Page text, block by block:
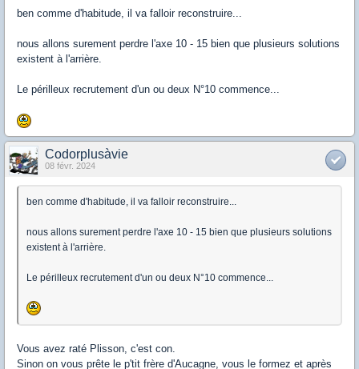
ben comme d'habitude, il va falloir reconstruire...
nous allons surement perdre l'axe 10 - 15 bien que plusieurs solutions
existent à l'arrière.
Le périlleux recrutement d'un ou deux N°10 commence...
Codorplusàvie
08 févr. 2024
ben comme d'habitude, il va falloir reconstruire...
nous allons surement perdre l'axe 10 - 15 bien que plusieurs solutions
existent à l'arrière.
Le périlleux recrutement d'un ou deux N°10 commence...
Vous avez raté Plisson, c'est con.
Sinon on vous prête le p'tit frère d'Aucagne, vous le formez et après